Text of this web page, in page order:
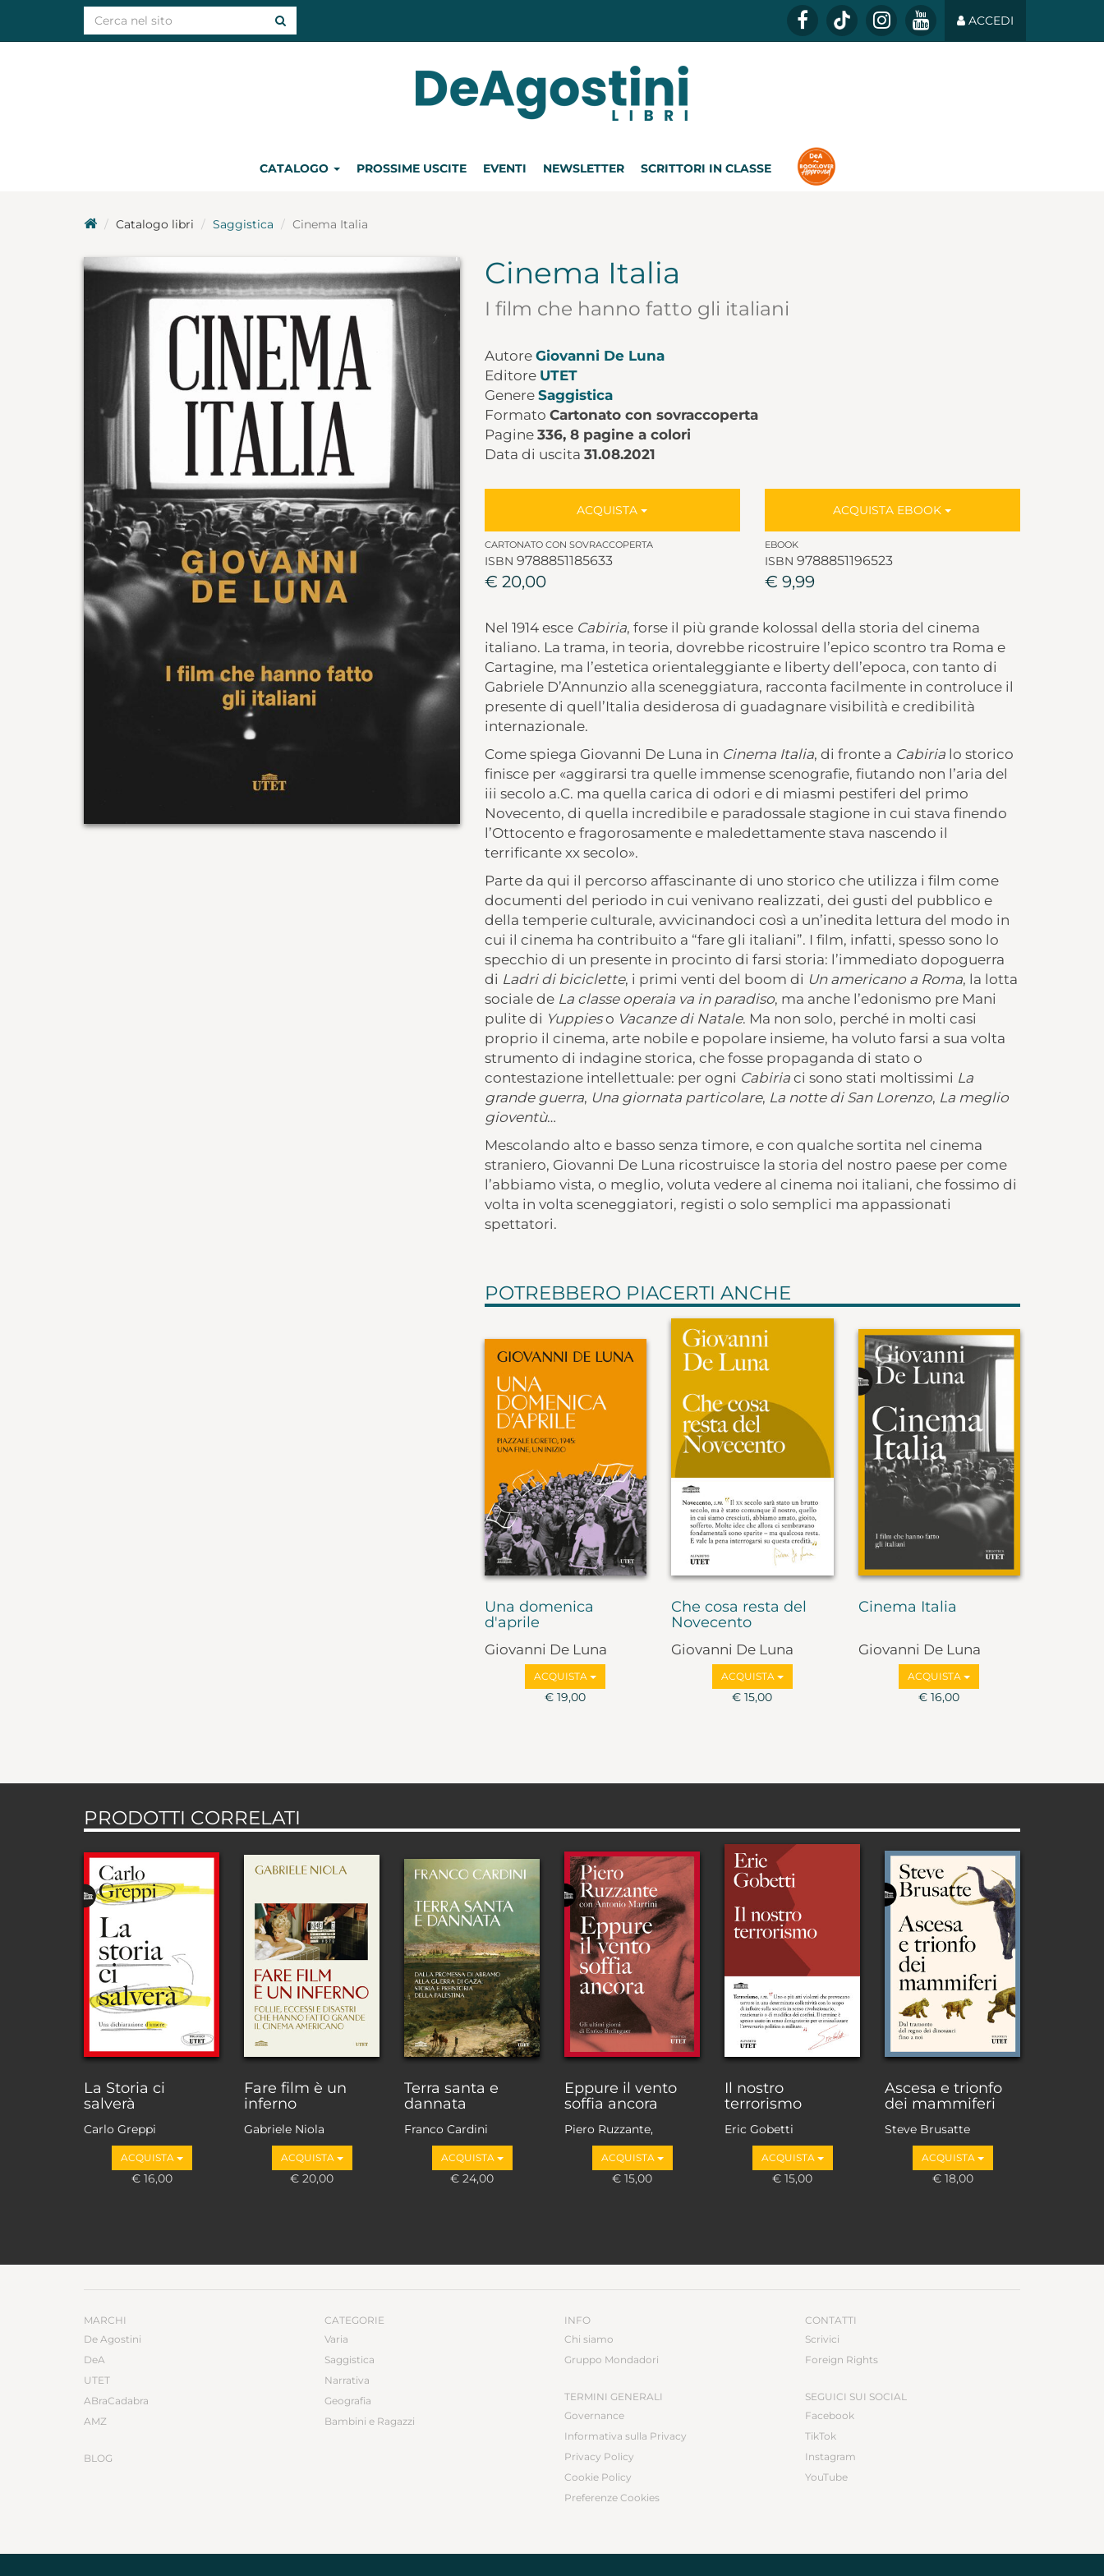
ACCEDI
CATALOGO PROSSIME USCITE EVENTI NEWSLETTER SCRITTORI IN CLASSE
Catalogo libri Saggistica Cinema Italia
Cinema Italia
I film che hanno fatto gli italiani
Autore Giovanni De Luna
Editore UTET
Genere Saggistica
Formato Cartonato con sovraccoperta
Pagine 336, 8 pagine a colori
Data di uscita 31.08.2021
ACQUISTA
CARTONATO CON SOVRACCOPERTA
ISBN 9788851185633
€ 20,00
ACQUISTA EBOOK
EBOOK
ISBN 9788851196523
€ 9,99
Nel 1914 esce Cabiria, forse il più grande kolossal della storia del cinema
italiano. La trama, in teoria, dovrebbe ricostruire l’epico scontro tra Roma e
Cartagine, ma l’estetica orientaleggiante e liberty dell’epoca, con tanto di
Gabriele D’Annunzio alla sceneggiatura, racconta facilmente in controluce il
presente di quell’Italia desiderosa di guadagnare visibilità e credibilità
internazionale.
Come spiega Giovanni De Luna in Cinema Italia, di fronte a Cabiria lo storico
finisce per «aggirarsi tra quelle immense scenografie, fiutando non l’aria del
iii secolo a.C. ma quella carica di odori e di miasmi pestiferi del primo
Novecento, di quella incredibile e paradossale stagione in cui stava finendo
l’Ottocento e fragorosamente e maledettamente stava nascendo il
terrificante xx secolo».
Parte da qui il percorso affascinante di uno storico che utilizza i film come
documenti del periodo in cui venivano realizzati, dei gusti del pubblico e
della temperie culturale, avvicinandoci così a un’inedita lettura del modo in
cui il cinema ha contribuito a “fare gli italiani”. I film, infatti, spesso sono lo
specchio di un presente in procinto di farsi storia: l’immediato dopoguerra
di Ladri di biciclette, i primi venti del boom di Un americano a Roma, la lotta
sociale de La classe operaia va in paradiso, ma anche l’edonismo pre Mani
pulite di Yuppieso Vacanze di Natale. Ma non solo, perché in molti casi
proprio il cinema, arte nobile e popolare insieme, ha voluto farsi a sua volta
strumento di indagine storica, che fosse propaganda di stato o
contestazione intellettuale: per ogni Cabiria ci sono stati moltissimi La
grande guerra, Una giornata particolare, La notte di San Lorenzo, La meglio
gioventù…
Mescolando alto e basso senza timore, e con qualche sortita nel cinema
straniero, Giovanni De Luna ricostruisce la storia del nostro paese per come
l’abbiamo vista, o meglio, voluta vedere al cinema noi italiani, che fossimo di
volta in volta sceneggiatori, registi o solo semplici ma appassionati
spettatori.
POTREBBERO PIACERTI ANCHE
Una domenica
d'aprile
Giovanni De Luna
ACQUISTA
€ 19,00
Che cosa resta del
Novecento
Giovanni De Luna
ACQUISTA
€ 15,00
Cinema Italia
Giovanni De Luna
ACQUISTA
€ 16,00
PRODOTTI CORRELATI
La Storia ci
salverà
Carlo Greppi
ACQUISTA
€ 16,00
Fare film è un
inferno
Gabriele Niola
ACQUISTA
€ 20,00
Terra santa e
dannata
Franco Cardini
ACQUISTA
€ 24,00
Eppure il vento
soffia ancora
Piero Ruzzante,
Antonio Martini
ACQUISTA
€ 15,00
Il nostro
terrorismo
Eric Gobetti
ACQUISTA
€ 15,00
Ascesa e trionfo
dei mammiferi
Steve Brusatte
ACQUISTA
€ 18,00
MARCHI
De Agostini
DeA
UTET
ABraCadabra
AMZ
BLOG
CATEGORIE
Varia
Saggistica
Narrativa
Geografia
Bambini e Ragazzi
INFO
Chi siamo
Gruppo Mondadori
TERMINI GENERALI
Governance
Informativa sulla Privacy
Privacy Policy
Cookie Policy
Preferenze Cookies
CONTATTI
Scrivici
Foreign Rights
SEGUICI SUI SOCIAL
Facebook
TikTok
Instagram
YouTube